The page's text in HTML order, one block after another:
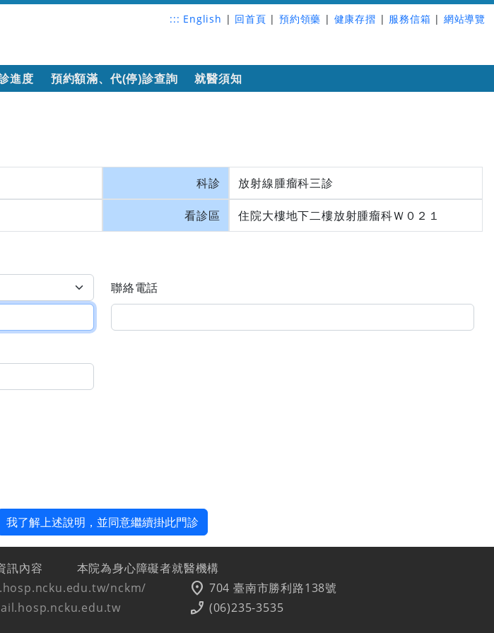
::: English | 回首頁 | 預約領藥 | 健康存摺 | 服務信箱 | 網站導覽
進度 預約額滿、代(停)診查詢 就醫須知
科診 放射線腫瘤科三診
看診區 住院大樓地下二樓放射腫瘤科Ｗ０２１
聯絡電話
我了解上述說明，並同意繼續掛此門診
訊內容
本院為身心障礙者就醫機構
nckm/
location_on 704 臺南市勝利路138號
phone_enabled (06)235-3535